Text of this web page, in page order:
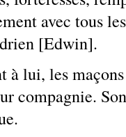
avec tous
[Edwin].
à lui, les
compagnie.